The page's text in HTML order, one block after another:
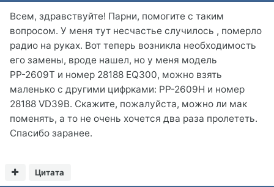
Всем, здравствуйте! Парни, помогите с таким
вопросом. У меня тут несчастье случилось , померло
радио на руках. Вот теперь возникла необходимость
его замены, вроде нашел, но у меня модель
РР-2609Т и номер 28188 EQ300, можно взять
маленько с другими цифрками: PP-2609H и номер
28188 VD39B. Скажите, пожалуйста, можно ли мак
поменять, а то не очень хочется два раза пролететь.
Спасибо заранее.
Цитата